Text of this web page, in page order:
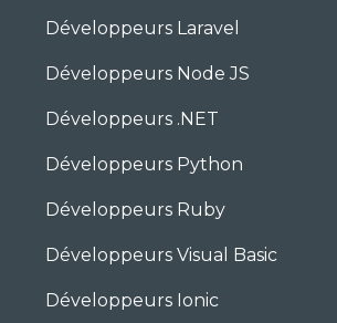
Développeurs Laravel
Développeurs Node JS
Développeurs .NET
Développeurs Python
Développeurs Ruby
Développeurs Visual Basic
Développeurs Ionic